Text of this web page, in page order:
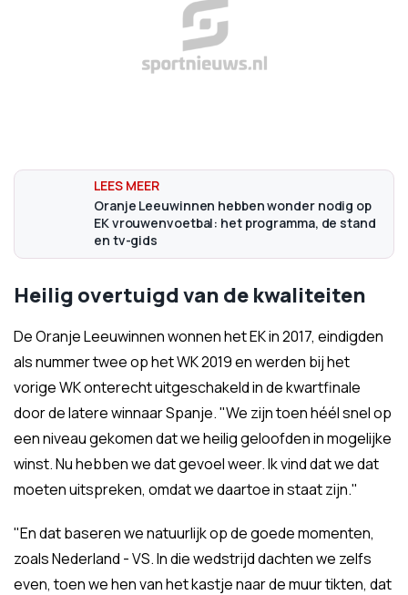
Oranje Leeuwinnen hebben wonder nodig op
EK vrouwenvoetbal: het programma, de stand
en tv-gids
Heilig overtuigd van de kwaliteiten
De Oranje Leeuwinnen wonnen het EK in 2017, eindigden
als nummer twee op het WK 2019 en werden bij het
vorige WK onterecht uitgeschakeld in de kwartfinale
door de latere winnaar Spanje. "We zijn toen héél snel op
een niveau gekomen dat we heilig geloofden in mogelijke
winst. Nu hebben we dat gevoel weer. Ik vind dat we dat
moeten uitspreken, omdat we daartoe in staat zijn."
"En dat baseren we natuurlijk op de goede momenten,
zoals Nederland - VS. In die wedstrijd dachten we zelfs
even, toen we hen van het kastje naar de muur tikten, dat